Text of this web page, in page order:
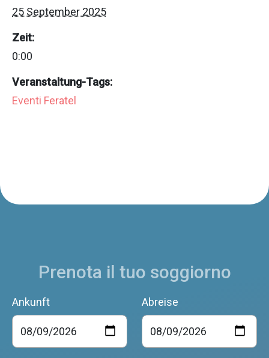
25 September 2025
Zeit:
0:00
Veranstaltung-Tags:
Eventi Feratel
Prenota il tuo soggiorno
Ankunft Abreise